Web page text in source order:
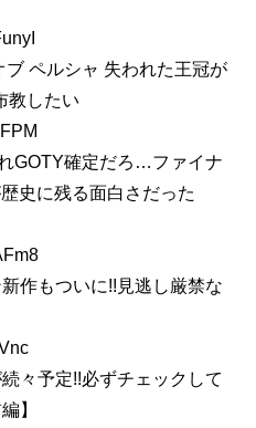
ペルシャ 失われた王冠が
教したい
GOTY確定だろ…ファイナ
史に残る面白さだった
作もついに!!見逃し厳禁な
々予定!!必ずチェックして
】